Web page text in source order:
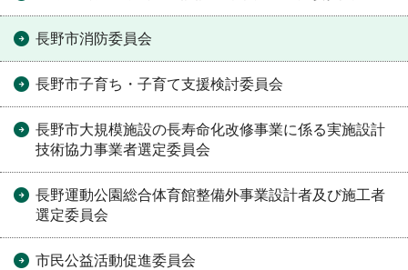
長野市消防委員会
長野市子育ち・子育て支援検討委員会
長野市大規模施設の長寿命化改修事業に係る実施設計
技術協力事業者選定委員会
長野運動公園総合体育館整備外事業設計者及び施工者
選定委員会
市民公益活動促進委員会